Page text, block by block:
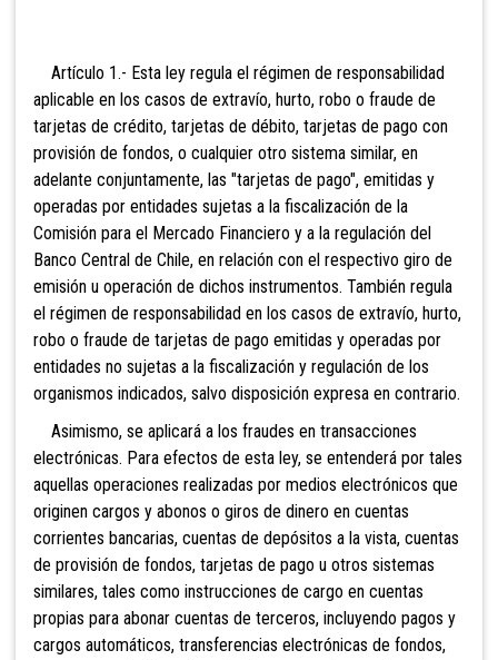
Artículo 1.- Esta ley regula el régimen de responsabilidad
aplicable en los casos de extravío, hurto, robo o fraude de
tarjetas de crédito, tarjetas de débito, tarjetas de pago con
provisión de fondos, o cualquier otro sistema similar, en
adelante conjuntamente, las "tarjetas de pago", emitidas y
operadas por entidades sujetas a la fiscalización de la
Comisión para el Mercado Financiero y a la regulación del
Banco Central de Chile, en relación con el respectivo giro de
emisión u operación de dichos instrumentos. También regula
el régimen de responsabilidad en los casos de extravío, hurto,
robo o fraude de tarjetas de pago emitidas y operadas por
entidades no sujetas a la fiscalización y regulación de los
organismos indicados, salvo disposición expresa en contrario.
Asimismo, se aplicará a los fraudes en transacciones
electrónicas. Para efectos de esta ley, se entenderá por tales
aquellas operaciones realizadas por medios electrónicos que
originen cargos y abonos o giros de dinero en cuentas
corrientes bancarias, cuentas de depósitos a la vista, cuentas
de provisión de fondos, tarjetas de pago u otros sistemas
similares, tales como instrucciones de cargo en cuentas
propias para abonar cuentas de terceros, incluyendo pagos y
cargos automáticos, transferencias electrónicas de fondos,